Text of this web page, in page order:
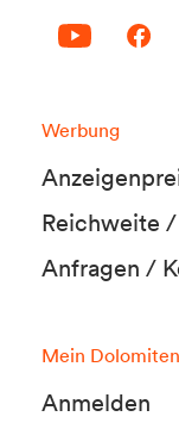
Werbung
Reichweite
Anfragen /
Mein
Anmelden